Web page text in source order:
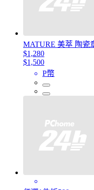
MATURE 美萃 陶瓷
$1,280
$1,500
P幣